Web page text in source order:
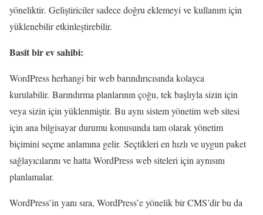
yöneliktir. Geliştiriciler sadece doğru eklemeyi ve kullanım için
yüklenebilir etkinleştirebilir.
Basit bir ev sahibi:
WordPress herhangi bir web barındırıcısında kolayca
kurulabilir. Barındırma planlarının çoğu, tek başlıyla sizin için
veya sizin için yüklenmiştir. Bu aynı sistem yönetim web sitesi
için ana bilgisayar durumu konusunda tam olarak yönetim
biçimini seçme anlamına gelir. Seçtikleri en hızlı ve uygun paket
sağlayıcılarını ve hatta WordPress web siteleri için aynısını
planlamalar.
WordPress’in yanı sıra, WordPress’e yönelik bir CMS’dir bu da